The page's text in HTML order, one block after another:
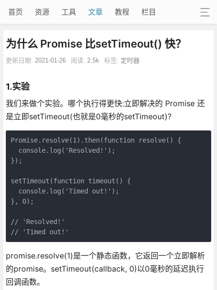
首页 资源 工具 文章 教程 栏目
为什么 Promise 比setTimeout() 快？
更新日期: 2021-01-26 阅读: 2.5k 标签: 定时器
1.实验
我们来做个实验。哪个执行得更快:立即解决的 Promise 还
是立即setTimeout(也就是0毫秒的setTimeout)?
Promise.resolve(1 ).then(function resolve( ) {
console.log( 'Resolved!' );
});
setTimeout (function timeout ( ) {
console.log( 'Timed out!' );
}, 0);
// 'Resolved!'
// 'Timed out!'
promise.resolve(1)是一个静态函数，它返回一个立即解析
的promise。setTimeout(callback, 0)以0毫秒的延迟执行
回调函数。